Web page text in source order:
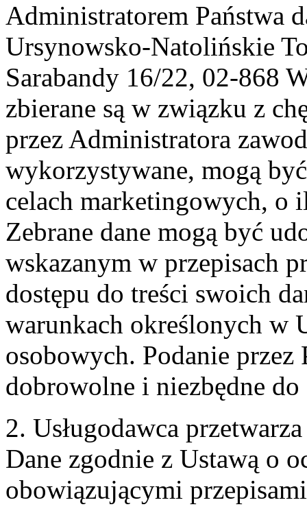
Administratorem Państwa
Ursynowsko-Natolińskie
Sarabandy 16/22, 02-868
zbierane są w związku z
przez Administratora
wykorzystywane, mogą
celach marketingowych, o
Zebrane dane mogą być
wskazanym w przepisach
dostępu do treści swoich
warunkach określonych w
osobowych. Podanie przez
dobrowolne i niezbędne
2. Usługodawca
Dane zgodnie z Ustawą o
obowiązującymi